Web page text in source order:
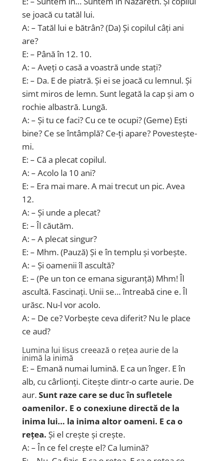
se joacă cu tatăl lui.
A: – Tatăl lui e bătrân? (Da) Și copilul câți ani
are?
E: – Până în 12. 10.
A: – Aveți o casă a voastră unde stați?
E: – Da. E de piatră. Și ei se joacă cu lemnul. Și
simt miros de lemn. Sunt legată la cap și am o
rochie albastră. Lungă.
A: – Și tu ce faci? Cu ce te ocupi? (Geme) Ești
bine? Ce se întâmplă? Ce-ți apare? Povestește-
mi.
E: – Că a plecat copilul.
A: – Acolo la 10 ani?
E: – Era mai mare. A mai trecut un pic. Avea
12.
A: – Și unde a plecat?
E: – Îl căutăm.
A: – A plecat singur?
E: – Mhm. (Pauză) Și e în templu și vorbește.
A: – Și oamenii îl ascultă?
E: – (Pe un ton ce emana siguranță) Mhm! Îl
ascultă. Fascinați. Unii se… întreabă cine e. Îl
urăsc. Nu-l vor acolo.
A: – De ce? Vorbește ceva diferit? Nu le place
ce aud?
Lumina lui Iisus creează o rețea aurie de la
inimă la inimă
E: – Emană numai lumină. E ca un înger. E în
alb, cu cârlionți. Citește dintr-o carte aurie. De
aur.Sunt raze care se duc în sufletele
oamenilor. E o conexiune directă de la
inima lui… la inima altor oameni. E ca o
rețea. Și el crește și crește.
A: – În ce fel crește el? Ca lumină?